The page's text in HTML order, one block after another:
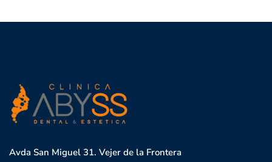
Avda San Miguel 31. Vejer de la Frontera